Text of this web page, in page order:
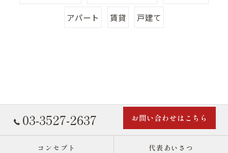
アパート 賃貸 戸建て
03-3527-2637 お問い合わせはこちら
コンセプト 代表あいさつ